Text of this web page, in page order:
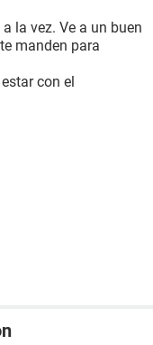
la vez. Ve a un buen
manden para
con el